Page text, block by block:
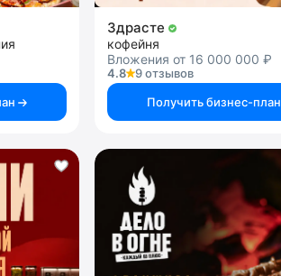
Здрасте
кофейня
Вложения от 16 000 000 ₽
4.8
9 отзывов
Получить бизнес-план